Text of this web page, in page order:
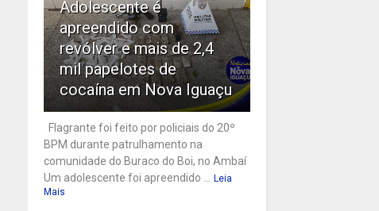
Adolescente é
apreendido com
revólver e mais de 2,4
mil papelotes de
cocaína em Nova Iguaçu
Flagrante foi feito por policiais do 20º
BPM durante patrulhamento na
comunidade do Buraco do Boi, no Ambaí
Um adolescente foi apreendido ...
Leia
Mais